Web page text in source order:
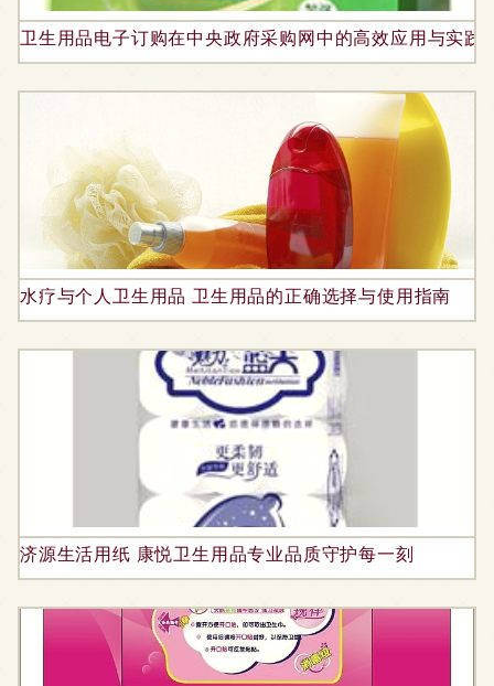
卫生用品电子订购在中央政府采购网中的高效应用与实践
水疗与个人卫生用品 卫生用品的正确选择与使用指南
济源生活用纸 康悦卫生用品专业品质守护每一刻